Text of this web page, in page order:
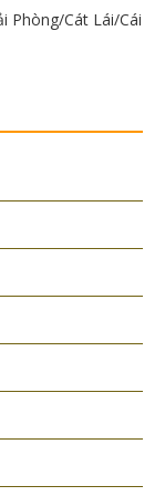
Phòng/Cát Lái/Cái